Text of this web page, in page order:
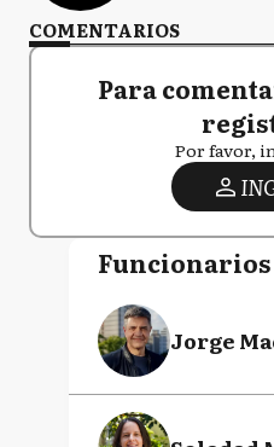
COMENTARIOS
Para
Por favor,
Jorge